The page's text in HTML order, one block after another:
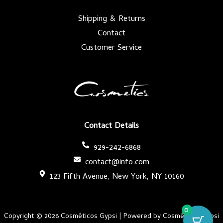
Contact Details
929-242-6868
contact@info.com
123 Fifth Avenue, New York, NY 10160
Shipping & Returns
Contact
Customer Service
Copyright © 2026 Cosméticos Gypsi | Powered by Cosméticos Gypsi
0